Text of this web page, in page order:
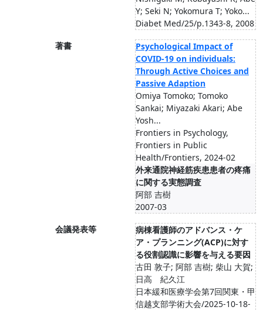
Y; Seki N; Yokomura T; Yoko...
Diabet Med/25/p.1343-8, 2008
著書
Psychological Impact of
COVID-19 on individuals:
Through Active Choices and
Passive Adaption
Omiya Tomoko; Tomoko
Sankai; Miyazaki Akari; Abe
Yosh...
Frontiers in Psychology,
Frontiers in Public
Health/Frontiers, 2024-02
外来通院神経筋疾患患者の疼痛
に関する実態調査
阿部 吉樹
2007-03
会議発表等
病棟看護師のアドバンス・ケ
ア・プランニング(ACP)に対す
る役割認識に影響を与える要因
古田 敦子; 阿部 吉樹; 柴山 大賀;
日高 紀久江
日本緩和医療学会第7回関東・甲
信越支部学術大会/2025-10-18-